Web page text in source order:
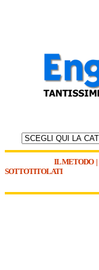
IL METODO|
SOTTOTITOLATI